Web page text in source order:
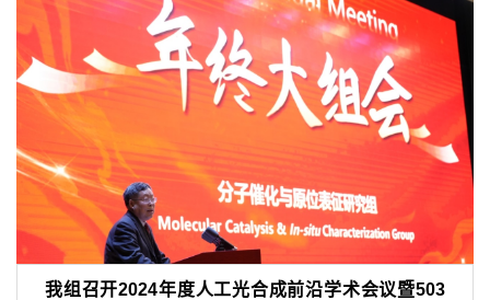
我组召开2024年度人工光合成前沿学术会议暨503